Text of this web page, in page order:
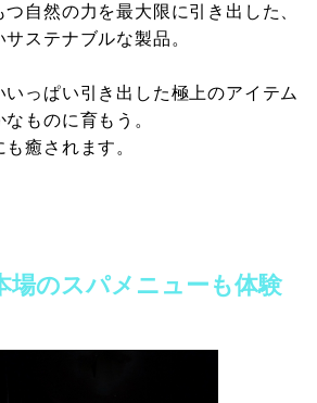
自然の力を最大限に引き出した、
ステナブルな製品。
っぱい引き出した極上のアイテム
ものに育もう。
癒されます。
場のスパメニューも体験